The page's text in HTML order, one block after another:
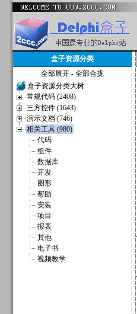
盒子资源分类
全部展开 - 全部合拢
盒子资源分类大树
常规代码 (2408)
三方控件 (1643)
演示文档 (746)
相关工具 (980)
代码
组件
数据库
开发
图形
帮助
安装
项目
报表
其他
电子书
视频教学